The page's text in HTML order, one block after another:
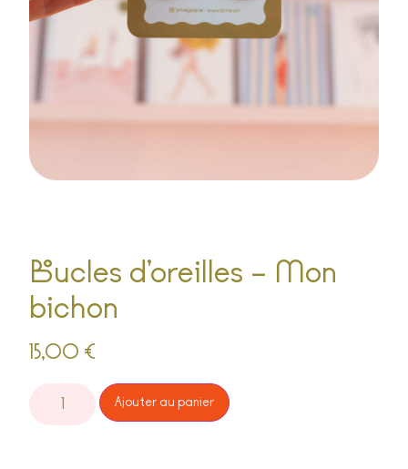
Boucles d’oreilles – Mon
bichon
15,00 €
Ajouter au panier